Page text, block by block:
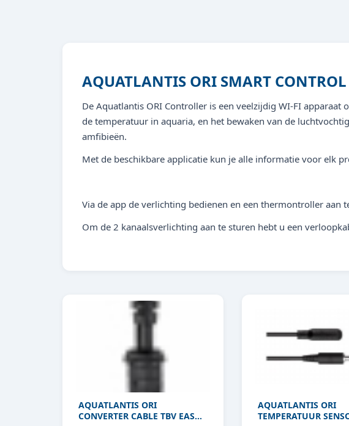
AQUATLANTIS ORI SMART CONTROL
De Aquatlantis ORI Controller is een veelzijdig WI-FI
de temperatuur in aquaria, en het bewaken van de
amfibieën.
Met de beschikbare applicatie kun je alle informatie voor elk
Via de app de verlichting bedienen en een thermontroller aan
Om de 2 kanaalsverlichting aan te sturen hebt u een
AQUATLANTIS ORI
CONVERTER CABLE TBV EASY
AQUATLANTIS ORI
TEMPERATUUR